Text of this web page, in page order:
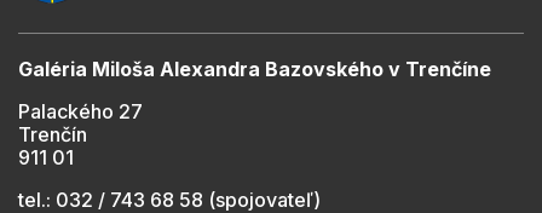
Galéria Miloša Alexandra Bazovského v Trenčíne
Palackého 27
Trenčín
911 01
tel.: 032 / 743 68 58 (spojovateľ)